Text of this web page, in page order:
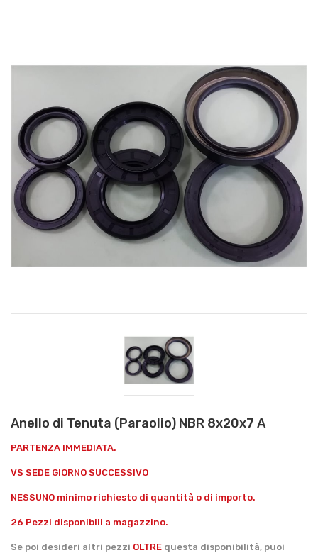
Anello di Tenuta (Paraolio) NBR 8x20x7 A
PARTENZA IMMEDIATA.
VS SEDE GIORNO SUCCESSIVO
NESSUNO minimo richiesto di quantità o di importo.
26 Pezzi disponibili a magazzino.
Se poi desideri altri pezzi OLTRE questa disponibilità, puoi